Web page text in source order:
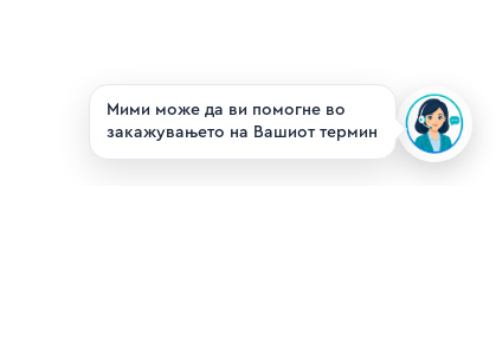
Мими може да ви помогне во
закажувањето на Вашиот термин